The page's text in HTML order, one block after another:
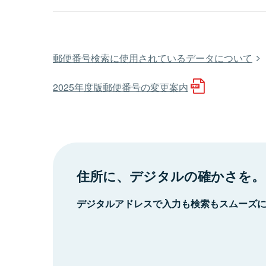
郵便番号検索に使用されているデータについて
2025年度版郵便番号の変更案内
住所に、デジタルの確かさを。
デジタルアドレスで入力も検索もスムーズ